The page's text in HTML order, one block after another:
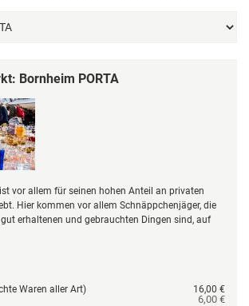
Bornheim PORTA
vor allem für seinen hohen Anteil an privaten
Hier kommen vor allem Schnäppchenjäger, die
erhaltenen und gebrauchten Dingen sind, auf
Waren aller Art) 16,00 €
6,00 €